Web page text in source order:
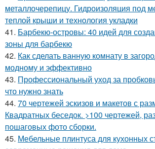
металлочерепицу. Гидроизоляция под
теплой крыши и технология укладки
41. Барбекю-островы: 40 идей для
зоны для барбекю
42. Как сделать ванную комнату в
модному и эффективно
43. Профессиональный уход за
что нужно знать
44. 70 чертежей эскизов и макетов с
Квадратных беседок. >100 чертежей,
пошаговых фото сборки.
45. Мебельные плинтуса для кухонных